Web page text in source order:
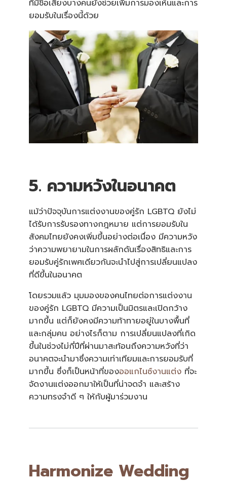
ที่มีชื่อเสียงบางคนยังช่วยเพิ่มการมองเห็นและการ
ยอมรับในเรื่องนี้ด้วย
5. ความหวังในอนาคต
แม้ว่าปัจจุบันการแต่งงานของคู่รัก LGBTQ ยังไม่
ได้รับการรับรองทางกฎหมาย แต่การยอมรับใน
สังคมไทยยังคงเพิ่มขึ้นอย่างต่อเนื่อง มีความหวัง
ว่าความพยายามในการผลักดันเรื่องสิทธิและการ
ยอมรับคู่รักเพศเดียวกันจะนำไปสู่การเปลี่ยนแปลง
ที่ดีขึ้นในอนาคต
โดยรวมแล้ว มุมมองของคนไทยต่อการแต่งงาน
ของคู่รัก LGBTQ มีความเป็นมิตรและเปิดกว้าง
มากขึ้น แต่ก็ยังคงมีความท้าทายอยู่ในบางพื้นที่
และกลุ่มคน อย่างไรก็ตาม การเปลี่ยนแปลงที่เกิด
ขึ้นในช่วงไม่กี่ปีที่ผ่านมาสะท้อนถึงความหวังที่ว่า
อนาคตจะนำมาซึ่งความเท่าเทียมและการยอมรับที่
มากขึ้น ซึ่งก็เป็นหน้าที่ของออแกไนซ์งานแต่งที่จะ
จัดงานแต่งออกมาให้เป็นที่น่าจดจำ และสร้าง
ความทรงจำดี ๆ ให้กับผู้มาร่วมงาน
Harmonize Wedding